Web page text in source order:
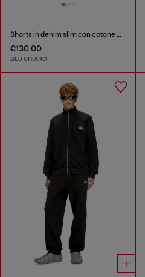
Shorts in denim slim con cotone biologico
€130.00
BLU CHIARO